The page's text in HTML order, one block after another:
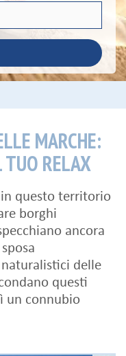
MARCHE:
TUO RELAX
in questo territorio
borghi
ancora
delle
questi
un connubio